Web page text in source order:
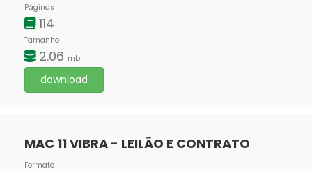
Páginas
114
Tamanho
2.06 mb
download
MAC 11 VIBRA - LEILÃO E CONTRATO
Formato